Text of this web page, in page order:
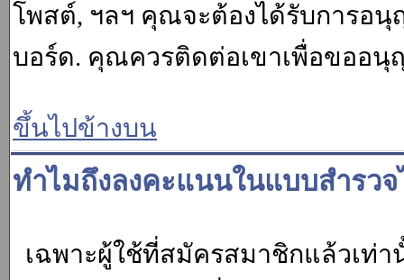
โพสต์, ฯลฯ คุณจะต้องได้รับการอนุ
บอร์ด. คุณควรติดต่อเขาเพื่อขออนุ
ขึ้นไปข้างบน
ทำไมถึงลงคะแนนในแบบสำรวจ
เฉพาะผู้ใช้ที่สมัครสมาชิกแล้วเท่